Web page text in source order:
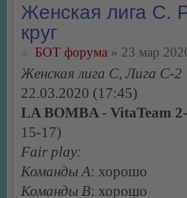
Женская лига С.
круг
БОТ форума » 23 мар
Женская лига С, Лига С-2
22.03.2020 (17:45)
LA BOMBA - VitaTeam
15-17)
Fair play:
Команды А: хорошо
Команды В: хорошо